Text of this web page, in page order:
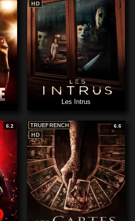
HD
Les Intrus
6.2
HD
TRUEFRENCH 6.6